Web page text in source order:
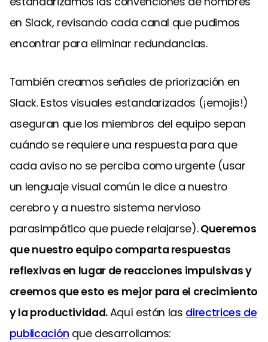
en Slack, revisando cada canal que pudimos
encontrar para eliminar redundancias.
También creamos señales de priorización en
Slack. Estos visuales estandarizados (¡emojis!)
aseguran que los miembros del equipo sepan
cuándo se requiere una respuesta para que
cada aviso no se perciba como urgente (usar
un lenguaje visual común le dice a nuestro
cerebro y a nuestro sistema nervioso
parasimpático que puede relajarse).Queremos
que nuestro equipo comparta respuestas
reflexivas en lugar de reacciones impulsivas y
creemos que esto es mejor para el crecimiento
y la productividad.Aquí están las directrices de
publicación que desarrollamos: